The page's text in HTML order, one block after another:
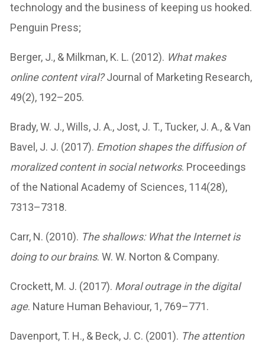
technology and the business of keeping us hooked.
Penguin Press;
Berger, J., & Milkman, K. L. (2012). What makes
online content viral?Journal of Marketing Research,
49(2), 192–205.
Brady, W. J., Wills, J. A., Jost, J. T., Tucker, J. A., & Van
Bavel, J. J. (2017). Emotion shapes the diffusion of
moralized content in social networks. Proceedings
of the National Academy of Sciences, 114(28),
7313–7318.
Carr, N. (2010). The shallows: What the Internet is
doing to our brains. W. W. Norton & Company.
Crockett, M. J. (2017). Moral outrage in the digital
age. Nature Human Behaviour, 1, 769–771.
Davenport, T. H., & Beck, J. C. (2001). The attention